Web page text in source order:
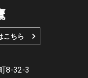
こちら
8-32-3